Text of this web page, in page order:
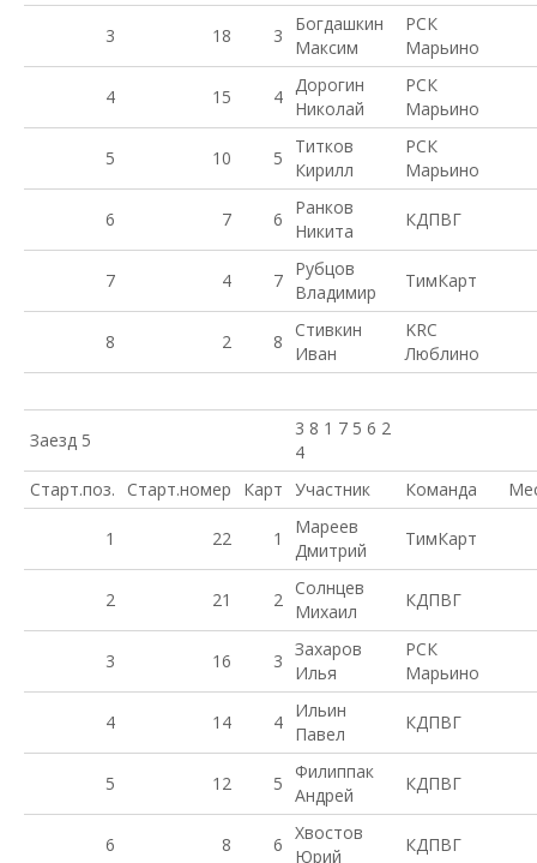
3 18 3
Богдашкин
Максим
РСК
Марьино
4 15 4
Дорогин
Николай
РСК
Марьино
5 10 5
Титков
Кирилл
РСК
Марьино
6 7 6
Ранков
Никита
КДПВГ
7 4 7
Рубцов
Владимир
ТимКарт
8 2 8
Стивкин
Иван
KRC
Люблино
Заезд 5
3 8 1 7 5 6 2
4
Старт.поз.
Старт.номер Карт Участник Команда
1 22 1
Мареев
Дмитрий
ТимКарт
2 21 2
Солнцев
Михаил
КДПВГ
3 16 3
Захаров
Илья
РСК
Марьино
4 14 4
Ильин
Павел
КДПВГ
5 12 5
Филиппак
Андрей
КДПВГ
6 8 6
Хвостов
Юрий
КДПВГ